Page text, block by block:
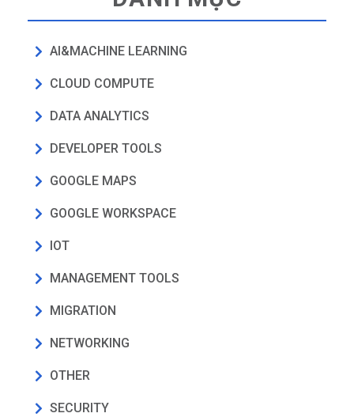
AI&MACHINE LEARNING
CLOUD COMPUTE
DATA ANALYTICS
DEVELOPER TOOLS
GOOGLE MAPS
GOOGLE WORKSPACE
IOT
MANAGEMENT TOOLS
MIGRATION
NETWORKING
OTHER
SECURITY